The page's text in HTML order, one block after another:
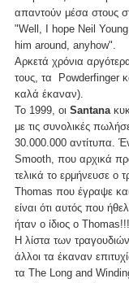
απαντούν μέσα στους
"Well, I hope Neil
him around, anyhow".
Αρκετά χρόνια
τους, τα Powderfinger
καλά έκαναν).
To 1999, οι Santana
με τις συνολικές
30.000.000 αντίτυπα.
Smooth, που αρχικά
τελικά το ερμήνευσε ο
Thomas που έγραψε
είναι ότι αυτός που
ήταν ο ίδιος ο
Η λίστα των
άλλοι τα έκαναν
τα The Long and